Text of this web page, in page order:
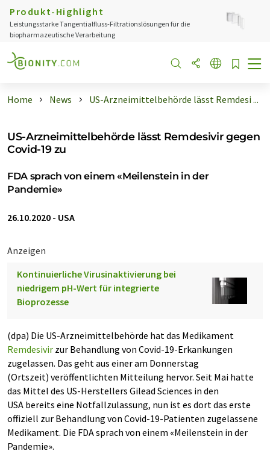
Produkt-Highlight
Leistungsstarke Tangentialfluss-Filtrationslösungen für die
biopharmazeutische Verarbeitung
Home News US-Arzneimittelbehörde lässt Remdesi ...
US-Arzneimittelbehörde lässt Remdesivir gegen
Covid-19 zu
FDA sprach von einem «Meilenstein in der
Pandemie»
26.10.2020 - USA
Anzeigen
Kontinuierliche Virusinaktivierung bei
niedrigem pH-Wert für integrierte
Bioprozesse
(dpa) Die US-Arzneimittelbehörde hat das Medikament
Remdesivir zur Behandlung von Covid-19-Erkankungen
zugelassen. Das geht aus einer am Donnerstag
(Ortszeit) veröffentlichten Mitteilung hervor. Seit Mai hatte
das Mittel des US-Herstellers Gilead Sciences in den
USA bereits eine Notfallzulassung, nun ist es dort das erste
offiziell zur Behandlung von Covid-19-Patienten zugelassene
Medikament. Die FDA sprach von einem «Meilenstein in der
Pandemie».